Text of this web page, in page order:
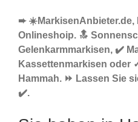
➨ ☀️MarkisenAnbieter.de,
Onlineshoip. 🔝
Gelenkarmmarkisen, ✔️
Kassettenmarkisen oder
Hammah. ⏩ Lassen Sie
✔️.